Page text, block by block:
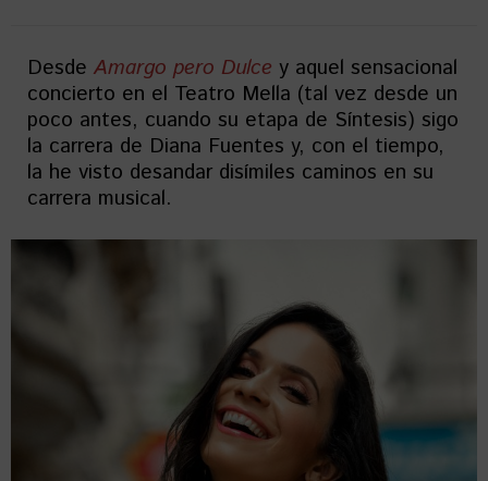
Desde Amargo pero Dulce y aquel sensacional
concierto en el Teatro Mella (tal vez desde un
poco antes, cuando su etapa de Síntesis) sigo
la carrera de Diana Fuentes y, con el tiempo,
la he visto desandar disímiles caminos en su
carrera musical.